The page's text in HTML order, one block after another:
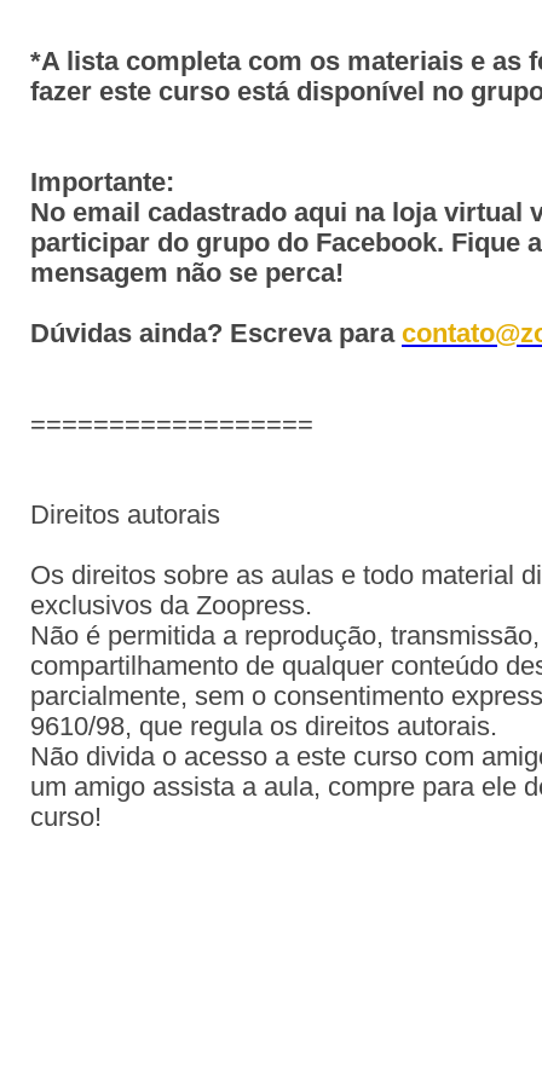
*A lista completa com os materiais e as
fazer este curso está disponível no
Importante:
No email cadastrado aqui na loja virtual
participar do grupo do Facebook. Fique
mensagem não se perca!
Dúvidas ainda? Escreva para
==================
Direitos autorais
Os direitos sobre as aulas e todo material
exclusivos da Zoopress.
Não é permitida a reprodução,
compartilhamento de qualquer conteúdo
parcialmente, sem o consentimento
9610/98, que regula os direitos autorais.
Não divida o acesso a este curso com
um amigo assista a aula, compre para ele
curso!